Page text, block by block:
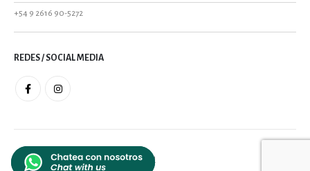
+54 9 2616 90-5272
REDES / SOCIAL MEDIA
MMPASCUAL 2021 - All Rights Reserved